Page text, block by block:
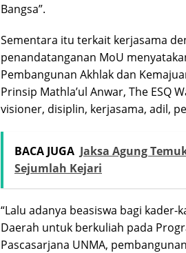
Bangsa”.
Sementara itu terkait kerjasama
penandatanganan MoU
Pembangunan Akhlak dan
Prinsip Mathla’ul Anwar, The ESQ
visioner, disiplin, kerjasama, adil,
BACA JUGA Jaksa Agung
Sejumlah Kejari
“Lalu adanya beasiswa bagi
Daerah untuk berkuliah pada
Pascasarjana UNMA,